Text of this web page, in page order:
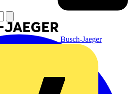
Busch-Jaeger